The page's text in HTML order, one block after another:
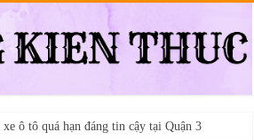
ô tô quá hạn đáng tin cậy tại Quận 3